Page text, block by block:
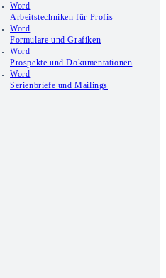
Word
Arbeitstechniken für Profis
Word
Formulare und Grafiken
Word
Prospekte und Dokumentationen
Word
Serienbriefe und Mailings